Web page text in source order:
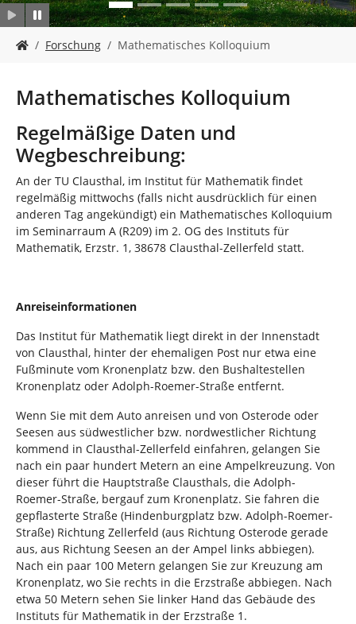
i
i
d
h
e
r
:
Forschung Mathematisches Kolloquium
Mathematisches Kolloquium
Regelmäßige Daten und
Wegbeschreibung:
An der TU Clausthal, im Institut für Mathematik findet
regelmäßig mittwochs (falls nicht ausdrücklich für einen
anderen Tag angekündigt) ein Mathematisches Kolloquium
im Seminarraum A (R209) im 2. OG des Instituts für
Mathematik, Erzstr. 1, 38678 Clausthal-Zellerfeld statt.
Anreiseinformationen
Das Institut für Mathematik liegt direkt in der Innenstadt
von Clausthal, hinter der ehemaligen Post nur etwa eine
Fußminute vom Kronenplatz bzw. den Bushaltestellen
Kronenplatz oder Adolph-Roemer-Straße entfernt.
Wenn Sie mit dem Auto anreisen und von Osterode oder
Seesen aus südwestlicher bzw. nordwestlicher Richtung
kommend in Clausthal-Zellerfeld einfahren, gelangen Sie
nach ein paar hundert Metern an eine Ampelkreuzung. Von
dieser führt die Hauptstraße Clausthals, die Adolph-
Roemer-Straße, bergauf zum Kronenplatz. Sie fahren die
gepflasterte Straße (Hindenburgplatz bzw. Adolph-Roemer-
Straße) Richtung Zellerfeld (aus Richtung Osterode gerade
aus, aus Richtung Seesen an der Ampel links abbiegen).
Nach ein paar 100 Metern gelangen Sie zur Kreuzung am
Kronenplatz, wo Sie rechts in die Erzstraße abbiegen. Nach
etwa 50 Metern sehen Sie linker Hand das Gebäude des
Instituts für Mathematik in der Erzstraße 1.